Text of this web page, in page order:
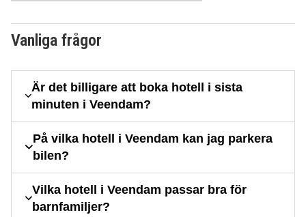
Vanliga frågor
Är det billigare att boka hotell i sista
minuten i Veendam?
På vilka hotell i Veendam kan jag parkera
bilen?
Vilka hotell i Veendam passar bra för
barnfamiljer?